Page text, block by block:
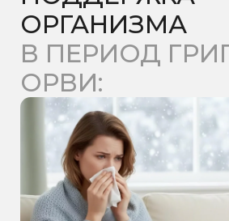
Сейчас период гриппа и ОРВИ. В это
время даже у людей без хронических
заболеваний иммунная система
работает с повышенной нагрузкой.
Недосып, стресс, холод, дефициты
витаминов — всё это снижает
способность организма быстро и
эффективно реагировать на вирусы.
В результате в какой-то момент
иммунитет перестает снижаться: сил
становится все меньше,
восстановление идёт дольше, а
простуды случаются все чаще.
Простудные заболевания возникают
одно за другим.